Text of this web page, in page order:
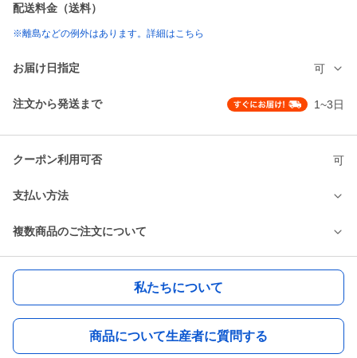
配送料金（送料）
※離島などの例外はあります。詳細はこちら
お届け日指定 可
注文から発送まで 1~3日
クーポン利用可否 可
支払い方法
複数商品のご注文について
私たちについて
商品について生産者に質問する